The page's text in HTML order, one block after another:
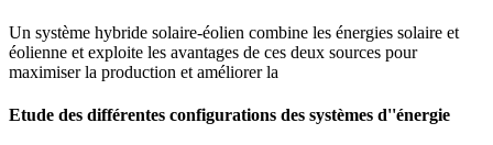
Un système hybride solaire-éolien combine les énergies solaire et
éolienne et exploite les avantages de ces deux sources pour
maximiser la production et améliorer la
Etude des différentes configurations des systèmes d''énergie